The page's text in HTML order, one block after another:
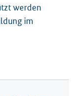
werden
im